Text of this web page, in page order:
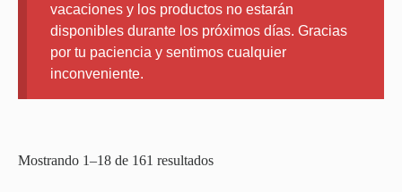
vacaciones y los productos no estarán
disponibles durante los próximos días. Gracias
por tu paciencia y sentimos cualquier
inconveniente.
Mostrando 1–18 de 161 resultados